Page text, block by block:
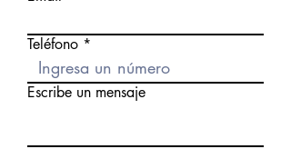
Teléfono
Escribe un mensaje